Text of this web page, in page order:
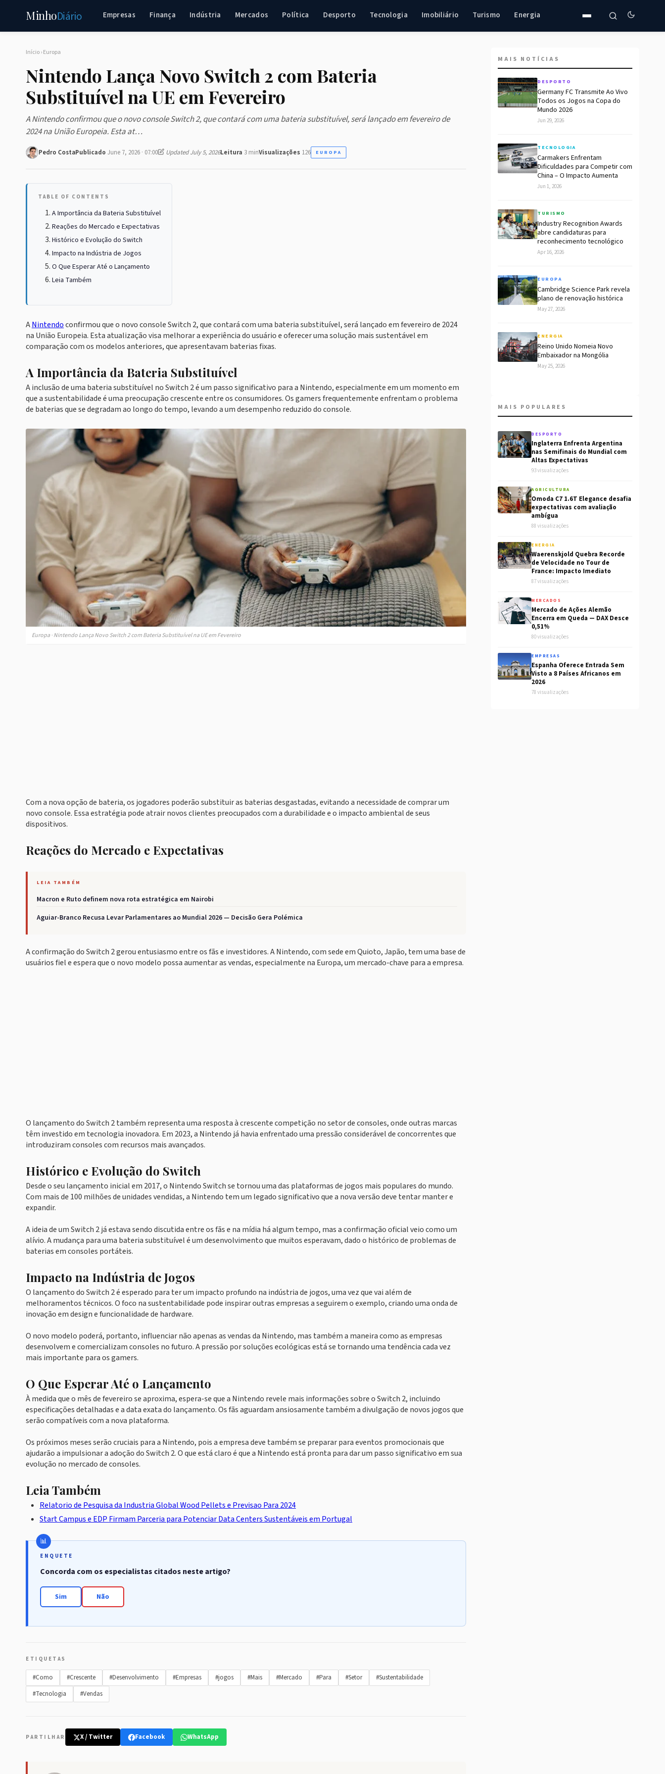
MinhoDiário Empresas Finança Indústria Mercados Política Desporto Tecnologia Imobiliário Turismo Energia
Início›Europa
Nintendo Lança Novo Switch 2 com Bateria
Substituível na UE em Fevereiro
A Nintendo confirmou que o novo console Switch 2, que contará com uma bateria substituível, será lançado em fevereiro de
2024 na União Europeia. Esta at…
Pedro CostaPublicado June 7, 2026 · 07:00 Updated July 5, 2026Leitura 3 minVisualizações 126 EUROPA
TABLE OF CONTENTS
A Importância da Bateria Substituível
Reações do Mercado e Expectativas
Histórico e Evolução do Switch
Impacto na Indústria de Jogos
O Que Esperar Até o Lançamento
Leia Também
ANintendoconfirmou que o novo console Switch 2, que contará com uma bateria substituível, será lançado em fevereiro de 2024
na União Europeia. Esta atualização visa melhorar a experiência do usuário e oferecer uma solução mais sustentável em
comparação com os modelos anteriores, que apresentavam baterias fixas.
A Importância da Bateria Substituível
A inclusão de uma bateria substituível no Switch 2 é um passo significativo para a Nintendo, especialmente em um momento em
que a sustentabilidade é uma preocupação crescente entre os consumidores. Os gamers frequentemente enfrentam o problema
de baterias que se degradam ao longo do tempo, levando a um desempenho reduzido do console.
Europa · Nintendo Lança Novo Switch 2 com Bateria Substituível na UE em Fevereiro
Com a nova opção de bateria, os jogadores poderão substituir as baterias desgastadas, evitando a necessidade de comprar um
novo console. Essa estratégia pode atrair novos clientes preocupados com a durabilidade e o impacto ambiental de seus
dispositivos.
Reações do Mercado e Expectativas
LEIA TAMBÉM
Macron e Ruto definem nova rota estratégica em Nairobi
Aguiar-Branco Recusa Levar Parlamentares ao Mundial 2026 — Decisão Gera Polémica
A confirmação do Switch 2 gerou entusiasmo entre os fãs e investidores. A Nintendo, com sede em Quioto, Japão, tem uma base de
usuários fiel e espera que o novo modelo possa aumentar as vendas, especialmente na Europa, um mercado-chave para a empresa.
O lançamento do Switch 2 também representa uma resposta à crescente competição no setor de consoles, onde outras marcas
têm investido em tecnologia inovadora. Em 2023, a Nintendo já havia enfrentado uma pressão considerável de concorrentes que
introduziram consoles com recursos mais avançados.
Histórico e Evolução do Switch
Desde o seu lançamento inicial em 2017, o Nintendo Switch se tornou uma das plataformas de jogos mais populares do mundo.
Com mais de 100 milhões de unidades vendidas, a Nintendo tem um legado significativo que a nova versão deve tentar manter e
expandir.
A ideia de um Switch 2 já estava sendo discutida entre os fãs e na mídia há algum tempo, mas a confirmação oficial veio como um
alívio. A mudança para uma bateria substituível é um desenvolvimento que muitos esperavam, dado o histórico de problemas de
baterias em consoles portáteis.
Impacto na Indústria de Jogos
O lançamento do Switch 2 é esperado para ter um impacto profundo na indústria de jogos, uma vez que vai além de
melhoramentos técnicos. O foco na sustentabilidade pode inspirar outras empresas a seguirem o exemplo, criando uma onda de
inovação em design e funcionalidade de hardware.
O novo modelo poderá, portanto, influenciar não apenas as vendas da Nintendo, mas também a maneira como as empresas
desenvolvem e comercializam consoles no futuro. A pressão por soluções ecológicas está se tornando uma tendência cada vez
mais importante para os gamers.
O Que Esperar Até o Lançamento
À medida que o mês de fevereiro se aproxima, espera-se que a Nintendo revele mais informações sobre o Switch 2, incluindo
especificações detalhadas e a data exata do lançamento. Os fãs aguardam ansiosamente também a divulgação de novos jogos que
serão compatíveis com a nova plataforma.
Os próximos meses serão cruciais para a Nintendo, pois a empresa deve também se preparar para eventos promocionais que
ajudarão a impulsionar a adoção do Switch 2. O que está claro é que a Nintendo está pronta para dar um passo significativo em sua
evolução no mercado de consoles.
Leia Também
Relatorio de Pesquisa da Industria Global Wood Pellets e Previsao Para 2024
Start Campus e EDP Firmam Parceria para Potenciar Data Centers Sustentáveis em Portugal
ENQUETE
Concorda com os especialistas citados neste artigo?
Sim Não
ETIQUETAS
#Como #Crescente #Desenvolvimento #Empresas #jogos #Mais #Mercado #Para #Setor
#Sustentabilidade
#Tecnologia
#Vendas
PARTILHAR X / Twitter Facebook WhatsApp
MAIS NOTÍCIAS
DESPORTO
Germany FC Transmite Ao Vivo
Todos os Jogos na Copa do
Mundo 2026
Jun 29, 2026
TECNOLOGIA
Carmakers Enfrentam
Dificuldades para Competir com
China – O Impacto Aumenta
Jun 1, 2026
TURISMO
Industry Recognition Awards
abre candidaturas para
reconhecimento tecnológico
Apr 16, 2026
EUROPA
Cambridge Science Park revela
plano de renovação histórica
May 27, 2026
ENERGIA
Reino Unido Nomeia Novo
Embaixador na Mongólia
May 25, 2026
MAIS POPULARES
DESPORTO
Inglaterra Enfrenta Argentina
nas Semifinais do Mundial com
Altas Expectativas
93 visualizações
AGRICULTURA
Omoda C7 1.6T Elegance desafia
expectativas com avaliação
ambígua
88 visualizações
ENERGIA
Waerenskjold Quebra Recorde
de Velocidade no Tour de
France: Impacto Imediato
87 visualizações
MERCADOS
Mercado de Ações Alemão
Encerra em Queda — DAX Desce
0,51%
80 visualizações
EMPRESAS
Espanha Oferece Entrada Sem
Visto a 8 Países Africanos em
2026
78 visualizações